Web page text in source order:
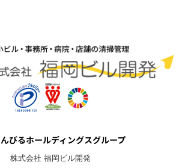
株式会社 福岡ビル開発